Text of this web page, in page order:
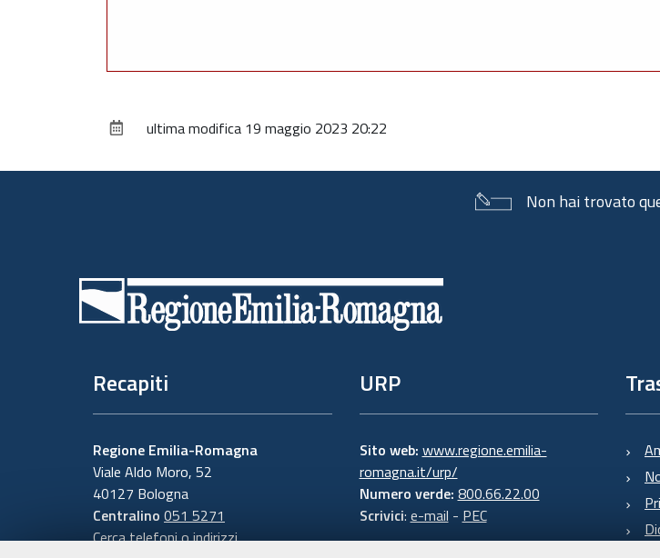
ultima modifica 19 maggio 2023 20:22
Non hai trovato
Recapiti
Regione Emilia-Romagna
Viale Aldo Moro, 52
40127 Bologna
Centralino 051 5271
Cerca telefoni o indirizzi
URP
Sito web: www.regione.emilia-
romagna.it/urp/
Numero verde: 800.66.22.00
Scrivici: e-mail - PEC